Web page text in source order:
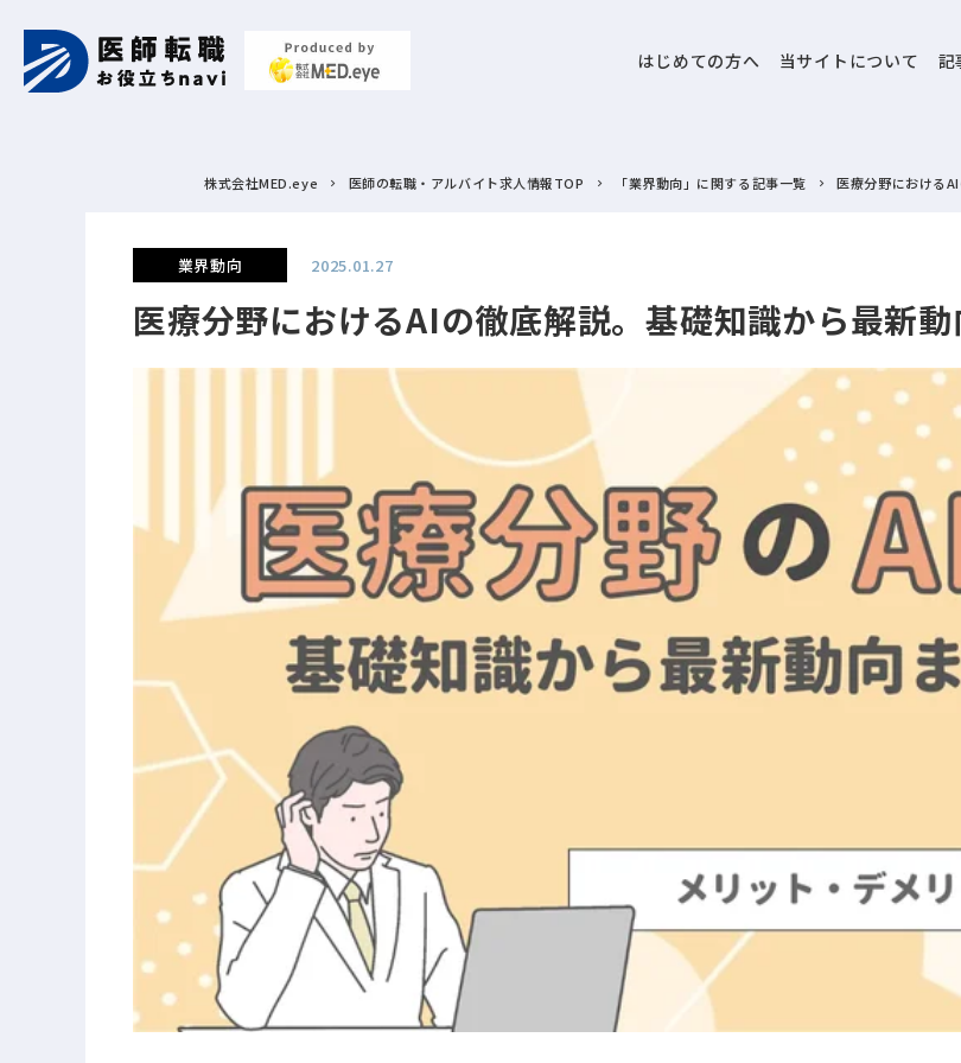
はじめての方へ 当サイトについて 記
株式会社MED.eye 医師の転職・アルバイト求人情報TOP 「業界動向」に関する記事一覧 医療分野における
業界動向 2025.01.27
医療分野におけるAIの徹底解説。基礎知識から最新